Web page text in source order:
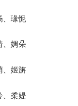
、瑑怩
、婤朵
、姬旃
、柔媞